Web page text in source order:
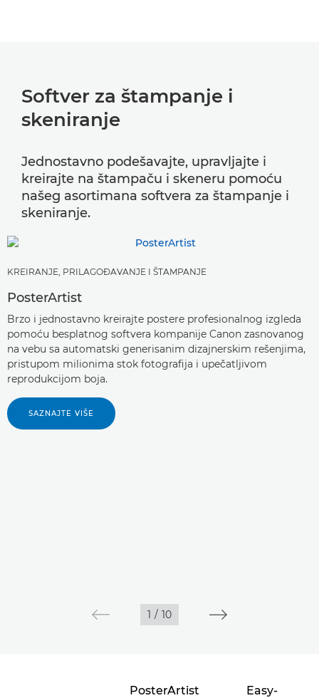
Softver za štampanje i
skeniranje
Jednostavno podešavajte, upravljajte i
kreirajte na štampaču i skeneru pomoću
našeg asortimana softvera za štampanje i
skeniranje.
KREIRANJE, PRILAGOĐAVANJE I ŠTAMPANJE
PosterArtist
Brzo i jednostavno kreirajte postere profesionalnog izgleda
pomoću besplatnog softvera kompanije Canon zasnovanog
na vebu sa automatski generisanim dizajnerskim rešenjima,
pristupom milionima stok fotografija i upečatljivom
reprodukcijom boja.
SAZNAJTE VIŠE
1 / 10
PosterArtist
Easy-